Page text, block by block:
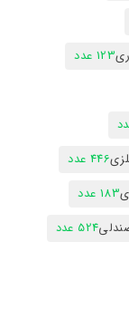
123 عدد
446 عدد
183 عدد
524 عدد